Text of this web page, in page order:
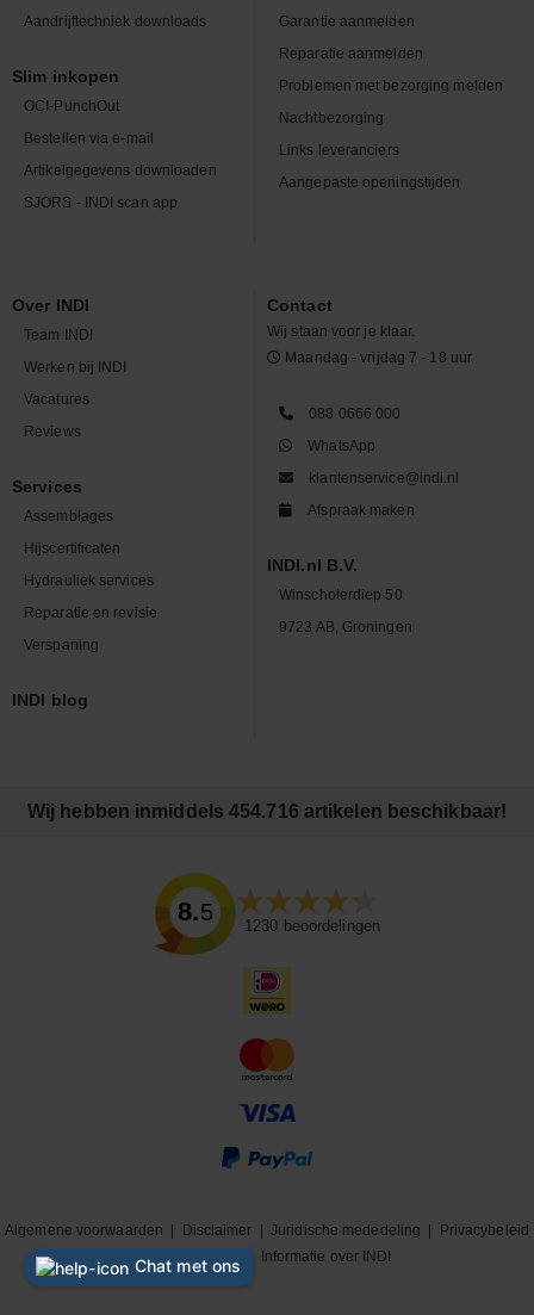
Aandrijftechniek downloads
Slim inkopen
OCI-PunchOut
Bestellen via e-mail
Artikelgegevens downloaden
SJORS - INDI scan app
Garantie aanmelden
Reparatie aanmelden
Problemen met bezorging melden
Nachtbezorging
Links leveranciers
Aangepaste openingstijden
Over INDI
Team INDI
Werken bij INDI
Vacatures
Reviews
Services
Assemblages
Hijscertificaten
Hydrauliek services
Reparatie en revisie
Verspaning
INDI blog
Contact
Wij staan voor je klaar.
Maandag - vrijdag 7 - 18 uur
088 0666 000
WhatsApp
klantenservice@indi.nl
Afspraak maken
INDI.nl B.V.
Winschoterdiep 50
9723 AB, Groningen
Wij hebben inmiddels 454.716 artikelen beschikbaar!
8.5
1230 beoordelingen
Algemene voorwaarden Disclaimer |Juridische mededeling
Privacybeleid
|
Cookiebeleid Informatie over INDI